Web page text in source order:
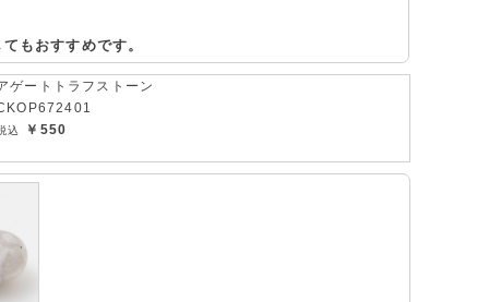
もおすすめです。
ゲートトラフストーン
￥550